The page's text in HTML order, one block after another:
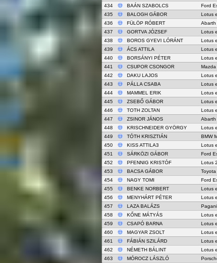
434
BAÁN SZABOLCS
Ford
435
BALOGH GÁBOR
Lotus
436
FÜLÖP RÓBERT
Abarth
437
GORTVA JÓZSEF
Lotus
438
BOROS GYEVI LÓRÁNT
Lotus
439
ÁCS ATTILA
Lotus
440
BORSÁNYI PÉTER
Lotus
441
CSUPOR CSONGOR
Mazda
442
DAKU LAJOS
Lotus
443
PÁLLA CSABA
Lotus
444
MAMMEL ERIK
Lotus
445
ZSEBŐ GÁBOR
Lotus
446
TOTH ZOLTAN
Lotus
447
ZSINOR JÁNOS
Abarth
448
KRISCHNEIDER GYÖRGY
Lotus
449
TÓTH KRISZTIÁN
BMW
450
KISS ATTILA3
Lotus
451
SÁRKÖZI GÁBOR
Ford
452
PFENNIG KRISTÓF
Lotus
453
BACSA GÁBOR
454
NAGY TOMI
Ford
455
BENKE NORBERT
Lotus
456
MENYHÁRT PÉTER
Lotus
457
LAZA BALÁZS
458
KŐNE MÁTYÁS
Lotus
459
CSAPÓ BARNA
Lotus
460
MAGYAR ZSOLT
Lotus
461
FÁBIÁN SZILÁRD
Lotus
462
NÉMETH BÁLINT
Lotus
463
MÓROCZ LÁSZLÓ